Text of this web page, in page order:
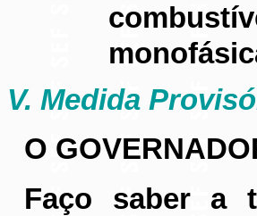
V. Medida
O
Faço saber a